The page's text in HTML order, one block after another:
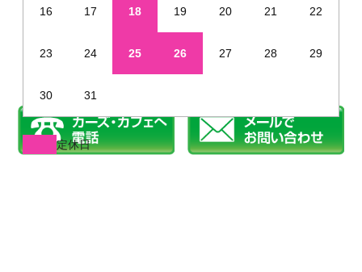
16 17 18 19 20 21 22
23 24 25 26 27 28 29
30 31
定休日